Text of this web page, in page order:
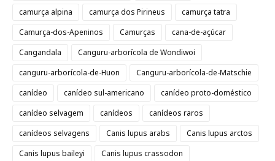
camurça alpina
camurça dos Pirineus
camurça tatra
Camurça-dos-Apeninos
Camurças
cana-de-açúcar
Cangandala
Canguru-arborícola de Wondiwoi
canguru-arborícola-de-Huon
Canguru-arborícola-de-Matschie
canídeo
canídeo sul-americano
canídeo proto-doméstico
canídeo selvagem
canídeos
canídeos raros
canídeos selvagens
Canis lupus arabs
Canis lupus arctos
Canis lupus baileyi
Canis lupus crassodon